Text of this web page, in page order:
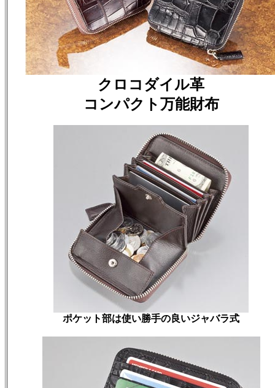
クロコダイル革
コンパクト万能財布
ポケット部は使い勝手の良いジャバラ式